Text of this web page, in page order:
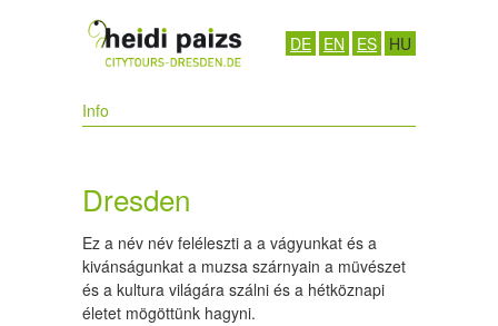
DE EN ES HU
Info
Dresden
Ez a név név feléleszti a a vágyunkat és a
kivánságunkat a muzsa szárnyain a müvészet
és a kultura világára szálni és a hétköznapi
életet mögöttünk hagyni.